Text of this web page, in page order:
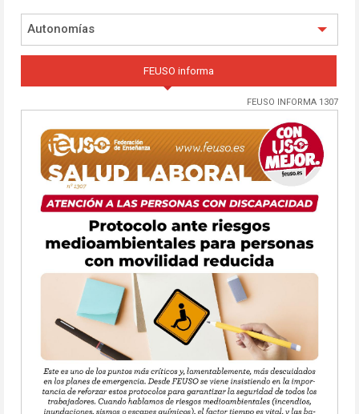
Autonomías
FEUSO informa
FEUSO INFORMA 1307